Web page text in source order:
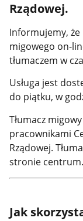
Rządowej.
Informujemy, że
migowego on-
tłumaczem w
Usługa jest
do piątku, w
Tłumacz
pracownikami
Rządowej.
stronie
Jak